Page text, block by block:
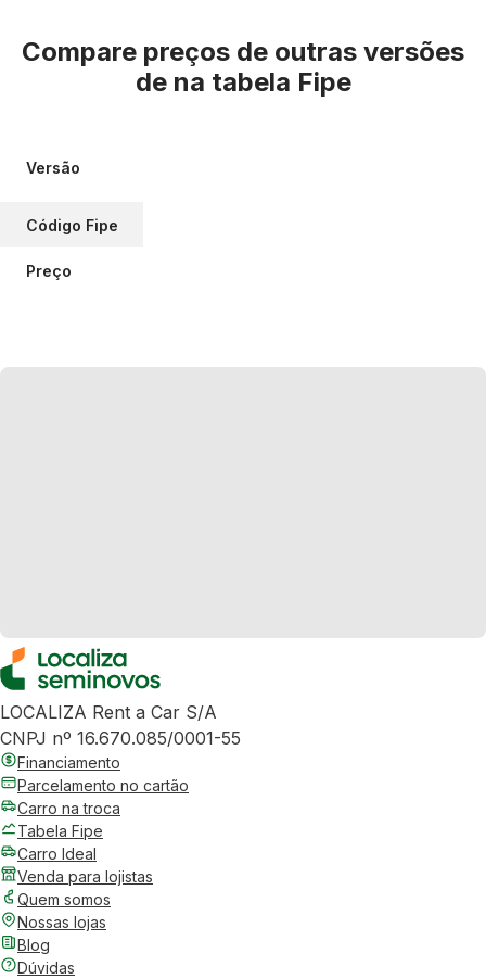
Compare preços de outras versões
de na tabela Fipe
Versão
Código Fipe
Preço
LOCALIZA Rent a Car S/A
CNPJ nº 16.670.085/0001-55
Financiamento
Parcelamento no cartão
Carro na troca
Tabela Fipe
Carro Ideal
Venda para lojistas
Quem somos
Nossas lojas
Blog
Dúvidas